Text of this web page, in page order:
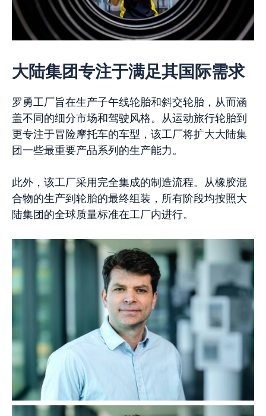
大陆集团专注于满足其国际需求
罗勇工厂旨在生产子午线轮胎和斜交轮胎，从而涵
盖不同的细分市场和驾驶风格。从运动旅行轮胎到
更专注于冒险摩托车的车型，该工厂将扩大大陆集
团一些最重要产品系列的生产能力。
此外，该工厂采用完全集成的制造流程。从橡胶混
合物的生产到轮胎的最终组装，所有阶段均按照大
陆集团的全球质量标准在工厂内进行。